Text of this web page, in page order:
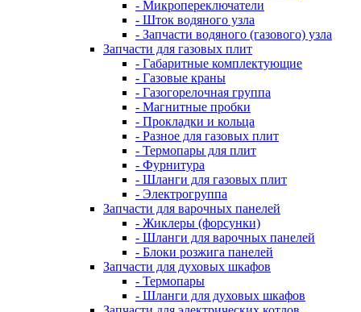
- Микропереключатели
- Шток водяного узла
- Запчасти водяного (газового) узла
Запчасти для газовых плит
- Габаритные комплектующие
- Газовые краны
- Газогорелочная группа
- Магнитные пробки
- Прокладки и кольца
- Разное для газовых плит
- Термопары для плит
- Фурнитура
- Шланги для газовых плит
- Электрогруппа
Запчасти для варочных панелей
- Жиклеры (форсунки)
- Шланги для варочных панелей
- Блоки розжига панелей
Запчасти для духовых шкафов
- Термопары
- Шланги для духовых шкафов